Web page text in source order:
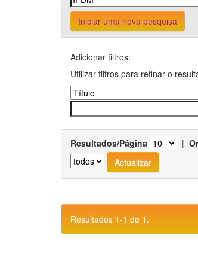
Iniciar uma nova pesquisa
Adicionar filtros:
Utilizar filtros para refinar o
Resultados/Página |
Resultados 1-1 de 1.